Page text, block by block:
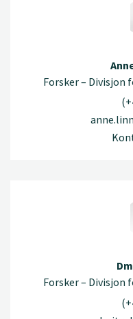
Forsker – Divisjon
Forsker – Divisjon